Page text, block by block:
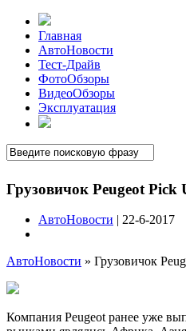
Главная
АвтоНовости
Тест-Драйв
ФотоОбзоры
ВидеоОбзоры
Эксплуатация
Грузовичок Peugeot Pick
АвтоНовости | 22-6-2017
АвтоНовости » Грузовичок
Компания Peugeot ранее уже